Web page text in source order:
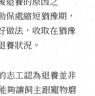
處縮短猶豫期，
做法，收取在猶豫
養狀況。
志工認為退養並非
夠讓飼主跟寵物磨